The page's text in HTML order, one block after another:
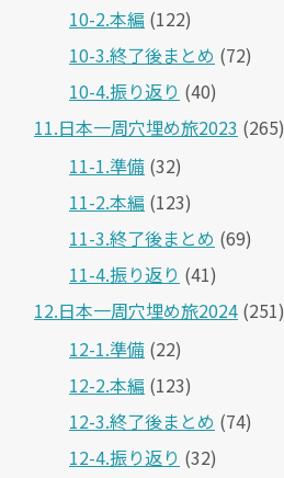
10-2.本編 (122)
10-3.終了後まとめ (72)
10-4.振り返り (40)
11.日本一周穴埋め旅2023 (265)
11-1.準備 (32)
11-2.本編 (123)
11-3.終了後まとめ (69)
11-4.振り返り (41)
12.日本一周穴埋め旅2024 (251)
12-1.準備 (22)
12-2.本編 (123)
12-3.終了後まとめ (74)
12-4.振り返り (32)